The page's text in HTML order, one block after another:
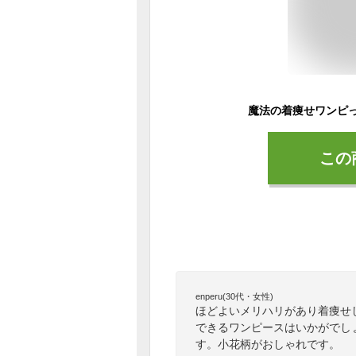
こ
enperu(30代・女性)
ほどよいメリハリがあり着痩
できるワンピースはいかがで
す。小花柄がおしゃれです。